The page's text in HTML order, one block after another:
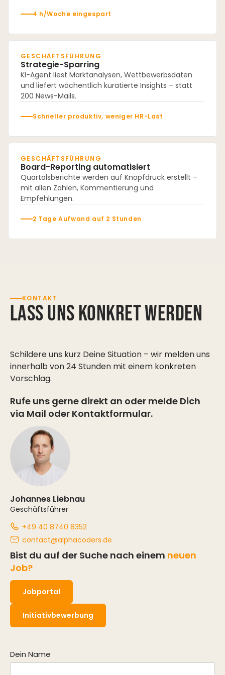
4 h/Woche eingespart
GESCHÄFTSFÜHRUNG
Strategie-Sparring
KI-Agent liest Marktanalysen, Wettbewerbsdaten
und liefert wöchentlich kuratierte Insights – statt
200 News-Mails.
Schneller produktiv, weniger HR-Last
GESCHÄFTSFÜHRUNG
Board-Reporting automatisiert
Quartalsberichte werden auf Knopfdruck erstellt –
mit allen Zahlen, Kommentierung und
Empfehlungen.
2 Tage Aufwand auf 2 Stunden
KONTAKT
Lass uns konkret werden
Schildere uns kurz Deine Situation – wir melden uns
innerhalb von 24 Stunden mit einem konkreten
Vorschlag.
Rufe uns gerne direkt an oder melde Dich
via Mail oder Kontaktformular.
Johannes Liebnau
Geschäftsführer
+49 40 8740 8352
contact@alphacoders.de
Bist du auf der Suche nach einem neuen
Job?
Jobportal
Initiativbewerbung
Dein Name